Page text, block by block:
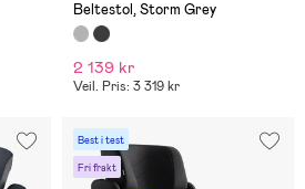
Beltestol, Storm Grey
2 139 kr
Veil. Pris: 3 319 kr
Best i test
Fri frakt